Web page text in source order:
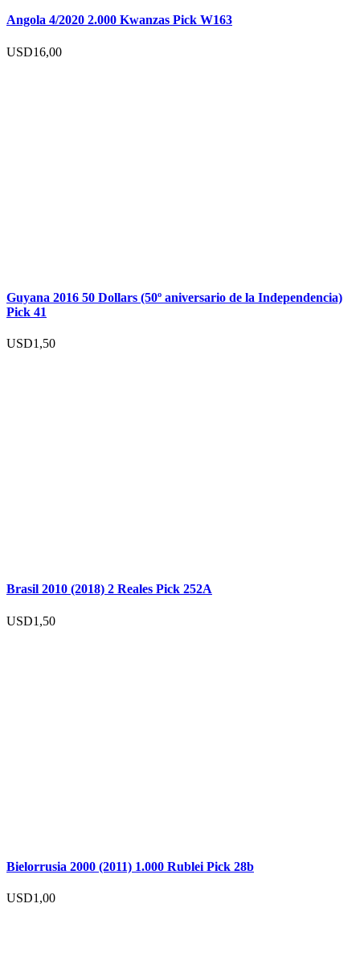
Angola 4/2020 2.000 Kwanzas Pick W163
USD16,00
Guyana 2016 50 Dollars (50º aniversario de la Independencia)
Pick 41
USD1,50
Brasil 2010 (2018) 2 Reales Pick 252A
USD1,50
Bielorrusia 2000 (2011) 1.000 Rublei Pick 28b
USD1,00